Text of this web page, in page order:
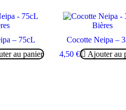
– 75cL
au panier
Bières
Cocotte Neipa –
4,50 € Ajouter au